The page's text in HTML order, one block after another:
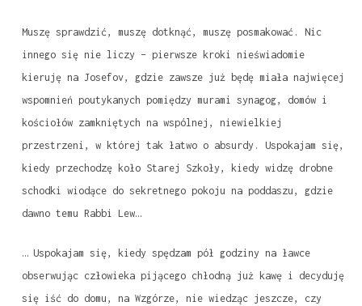
Muszę sprawdzić, muszę dotknąć, muszę posmakować. Nic
innego się nie liczy – pierwsze kroki nieświadomie
kieruję na Josefov, gdzie zawsze już będę miała najwięcej
wspomnień poutykanych pomiędzy murami synagog, domów i
kościołów zamkniętych na wspólnej, niewielkiej
przestrzeni, w której tak łatwo o absurdy. Uspokajam się,
kiedy przechodzę koło Starej Szkoły, kiedy widzę drobne
schodki wiodące do sekretnego pokoju na poddaszu, gdzie
dawno temu Rabbi Lew…
… Uspokajam się, kiedy spędzam pół godziny na ławce
obserwując człowieka pijącego chłodną już kawę i decyduję
się iść do domu, na Wzgórze, nie wiedząc jeszcze, czy